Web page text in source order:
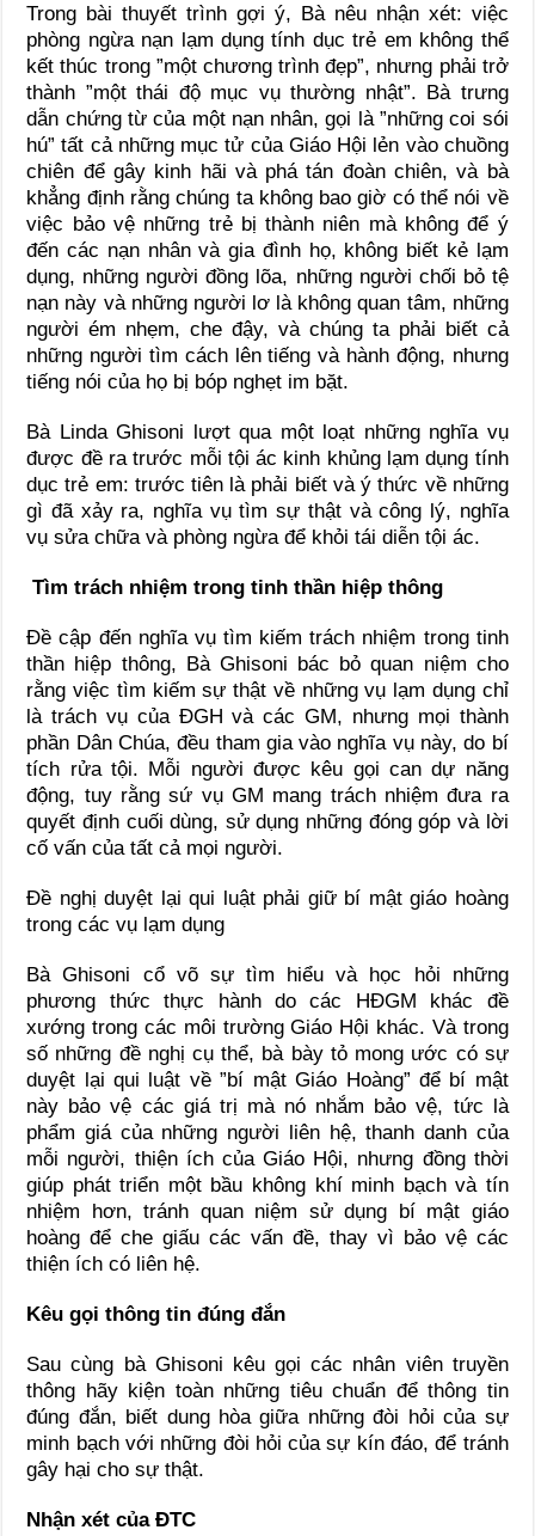
Trong bài thuyết trình gợi ý, Bà nêu nhận xét: việc
phòng ngừa nạn lạm dụng tính dục trẻ em không thể
kết thúc trong ”một chương trình đẹp”, nhưng phải trở
thành ”một thái độ mục vụ thường nhật”. Bà trưng
dẫn chứng từ của một nạn nhân, gọi là ”những coi sói
hú” tất cả những mục tử của Giáo Hội lẻn vào chuồng
chiên để gây kinh hãi và phá tán đoàn chiên, và bà
khẳng định rằng chúng ta không bao giờ có thể nói về
việc bảo vệ những trẻ bị thành niên mà không để ý
đến các nạn nhân và gia đình họ, không biết kẻ lạm
dụng, những người đồng lõa, những người chối bỏ tệ
nạn này và những người lơ là không quan tâm, những
người ém nhẹm, che đậy, và chúng ta phải biết cả
những người tìm cách lên tiếng và hành động, nhưng
tiếng nói của họ bị bóp nghẹt im bặt.
Bà Linda Ghisoni lượt qua một loạt những nghĩa vụ
được đề ra trước mỗi tội ác kinh khủng lạm dụng tính
dục trẻ em: trước tiên là phải biết và ý thức về những
gì đã xảy ra, nghĩa vụ tìm sự thật và công lý, nghĩa
vụ sửa chữa và phòng ngừa để khỏi tái diễn tội ác.
Tìm trách nhiệm trong tinh thần hiệp thông
Đề cập đến nghĩa vụ tìm kiếm trách nhiệm trong tinh
thần hiệp thông, Bà Ghisoni bác bỏ quan niệm cho
rằng việc tìm kiếm sự thật về những vụ lạm dụng chỉ
là trách vụ của ĐGH và các GM, nhưng mọi thành
phần Dân Chúa, đều tham gia vào nghĩa vụ này, do bí
tích rửa tội. Mỗi người được kêu gọi can dự năng
động, tuy rằng sứ vụ GM mang trách nhiệm đưa ra
quyết định cuối dùng, sử dụng những đóng góp và lời
cố vấn của tất cả mọi người.
Đề nghị duyệt lại qui luật phải giữ bí mật giáo hoàng
trong các vụ lạm dụng
Bà Ghisoni cổ võ sự tìm hiểu và học hỏi những
phương thức thực hành do các HĐGM khác đề
xướng trong các môi trường Giáo Hội khác. Và trong
số những đề nghị cụ thể, bà bày tỏ mong ước có sự
duyệt lại qui luật về ”bí mật Giáo Hoàng” để bí mật
này bảo vệ các giá trị mà nó nhắm bảo vệ, tức là
phẩm giá của những người liên hệ, thanh danh của
mỗi người, thiện ích của Giáo Hội, nhưng đồng thời
giúp phát triển một bầu không khí minh bạch và tín
nhiệm hơn, tránh quan niệm sử dụng bí mật giáo
hoàng để che giấu các vấn đề, thay vì bảo vệ các
thiện ích có liên hệ.
Kêu gọi thông tin đúng đắn
Sau cùng bà Ghisoni kêu gọi các nhân viên truyền
thông hãy kiện toàn những tiêu chuẩn để thông tin
đúng đắn, biết dung hòa giữa những đòi hỏi của sự
minh bạch với những đòi hỏi của sự kín đáo, để tránh
gây hại cho sự thật.
Nhận xét của ĐTC